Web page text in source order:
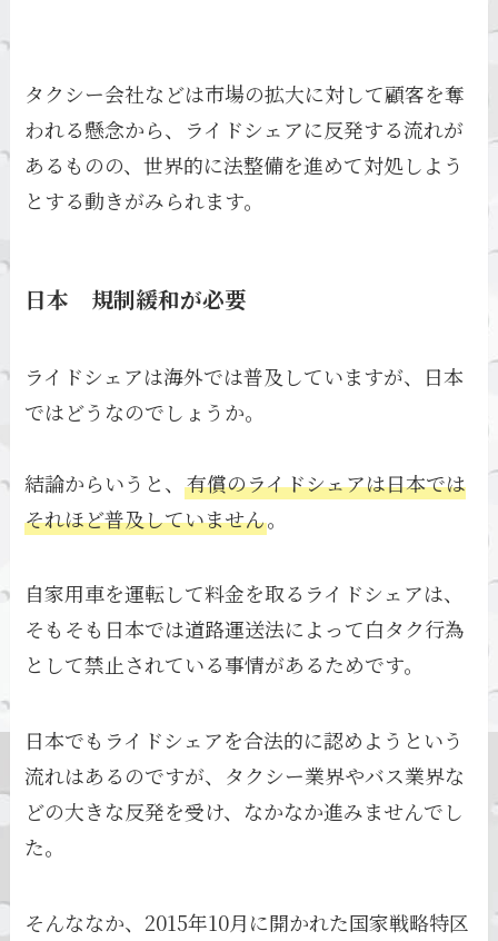
タクシー会社などは市場の拡大に対して顧客を奪
われる懸念から、ライドシェアに反発する流れが
あるものの、世界的に法整備を進めて対処しよう
とする動きがみられます。
日本 規制緩和が必要
ライドシェアは海外では普及していますが、日本
ではどうなのでしょうか。
結論からいうと、有償のライドシェアは日本では
それほど普及していません。
自家用車を運転して料金を取るライドシェアは、
そもそも日本では道路運送法によって白タク行為
として禁止されている事情があるためです。
日本でもライドシェアを合法的に認めようという
流れはあるのですが、タクシー業界やバス業界な
どの大きな反発を受け、なかなか進みませんでし
た。
そんななか、2015年10月に開かれた国家戦略特区